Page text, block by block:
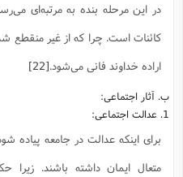
در این مرحله بنده به مرتبه‌ای
کائنات است. چرا که از غیر منقطع
اراده خداوند فانی می‌شود.[22]
ب. آثار اجتماعی:
1. عدالت اجتماعی:
برای اینکه عدالت در جامعه پیاده
متعال ایمان داشته باشند.